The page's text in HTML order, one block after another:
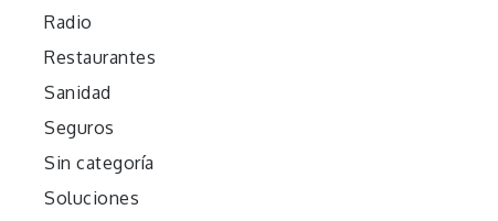
Radio
Restaurantes
Sanidad
Seguros
Sin categoría
Soluciones